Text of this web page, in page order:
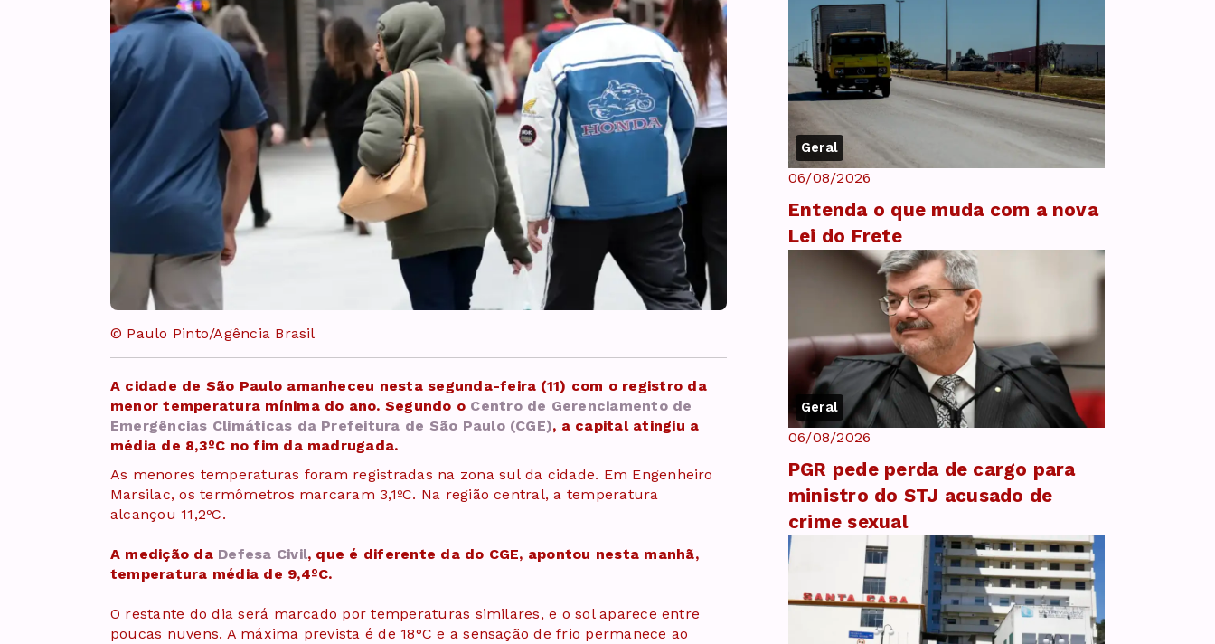
© Paulo Pinto/Agência Brasil
A cidade de São Paulo amanheceu nesta segunda-feira (11) com o registro da
menor temperatura mínima do ano. Segundo o Centro de Gerenciamento de
Emergências Climáticas da Prefeitura de São Paulo (CGE), a capital atingiu a
média de 8,3ºC no fim da madrugada.
As menores temperaturas foram registradas na zona sul da cidade. Em Engenheiro
Marsilac, os termômetros marcaram 3,1ºC. Na região central, a temperatura
alcançou 11,2ºC.
A medição da Defesa Civil, que é diferente da do CGE, apontou nesta manhã,
temperatura média de 9,4ºC.
O restante do dia será marcado por temperaturas similares, e o sol aparece entre
poucas nuvens. A máxima prevista é de 18°C e a sensação de frio permanece ao
Geral
06/08/2026
Entenda o que muda com a nova
Lei do Frete
Geral
06/08/2026
PGR pede perda de cargo para
ministro do STJ acusado de
crime sexual